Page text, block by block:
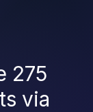
275
via